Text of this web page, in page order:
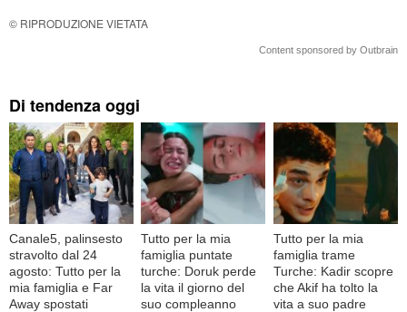
© RIPRODUZIONE VIETATA
Content sponsored by Outbrain
Di tendenza oggi
Canale5, palinsesto
stravolto dal 24
agosto: Tutto per la
mia famiglia e Far
Away spostati
Tutto per la mia
famiglia puntate
turche: Doruk perde
la vita il giorno del
suo compleanno
Tutto per la mia
famiglia trame
Turche: Kadir scopre
che Akif ha tolto la
vita a suo padre